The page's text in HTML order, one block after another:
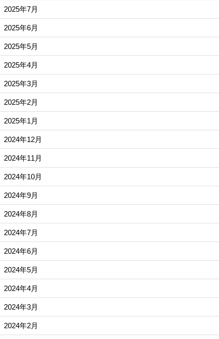
2025年7月
2025年6月
2025年5月
2025年4月
2025年3月
2025年2月
2025年1月
2024年12月
2024年11月
2024年10月
2024年9月
2024年8月
2024年7月
2024年6月
2024年5月
2024年4月
2024年3月
2024年2月